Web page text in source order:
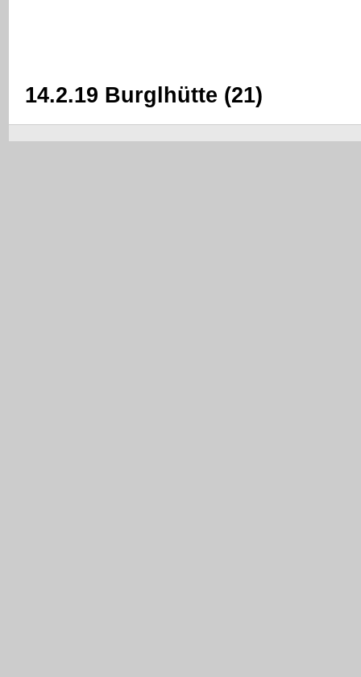
14.2.19 Burglhütte (21)